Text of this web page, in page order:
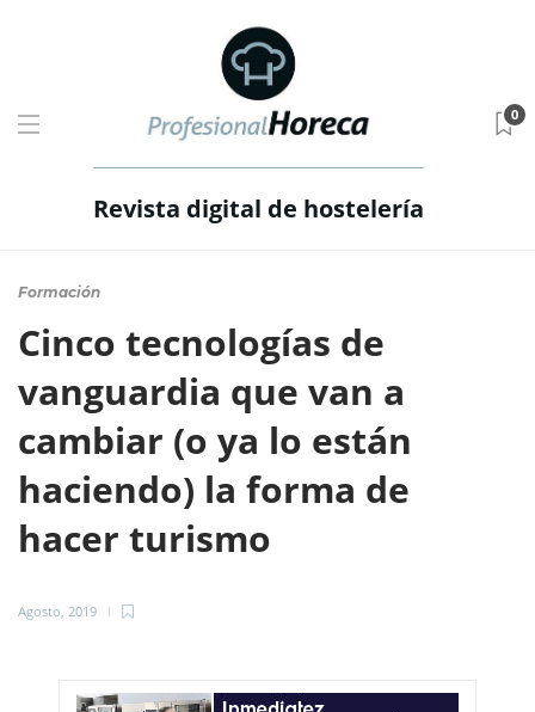
Revista digital de hostelería
0
Formación
Cinco tecnologías de
vanguardia que van a
cambiar (o ya lo están
haciendo) la forma de
hacer turismo
Agosto, 2019